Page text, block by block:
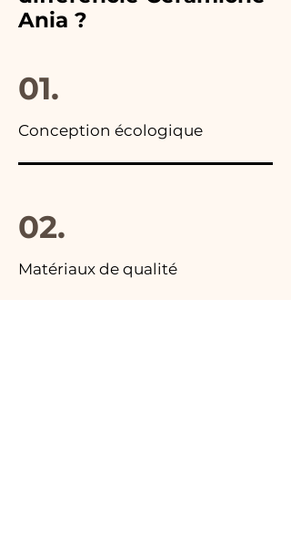
immédiatement !
photo du colis final.
Ania ?
01.
Conception écologique
02.
Matériaux de qualité